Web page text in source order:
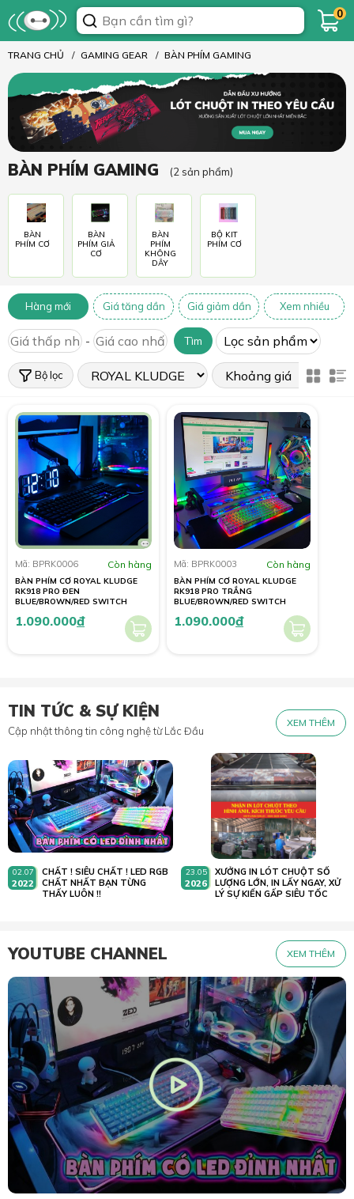
0
TRANG CHỦ GAMING GEAR BÀN PHÍM GAMING
BÀN PHÍM GAMING (2 sản phẩm)
BÀN
PHÍM CƠ
BÀN
PHÍM GIẢ
CƠ
BÀN
PHÍM
KHÔNG
DÂY
BỘ KIT
PHÍM CƠ
Hàng mới Giá tăng dần Giá giảm dần Xem nhiều
- Tìm
Bộ lọc
Mã: BPRK0006 Còn hàng
BÀN PHÍM CƠ ROYAL KLUDGE
RK918 PRO ĐEN
BLUE/BROWN/RED SWITCH
1.090.000đ
Mã: BPRK0003 Còn hàng
BÀN PHÍM CƠ ROYAL KLUDGE
RK918 PRO TRẮNG
BLUE/BROWN/RED SWITCH
1.090.000đ
TIN TỨC & SỰ KIỆN
Cập nhật thông tin công nghệ từ Lắc Đầu
XEM THÊM
02.07
2022
CHẤT ! SIÊU CHẤT ! LED RGB
CHẤT NHẤT BẠN TỪNG
THẤY LUÔN !!
23.05
2026
XƯỞNG IN LÓT CHUỘT SỐ
LƯỢNG LỚN, IN LẤY NGAY, XỬ
LÝ SỰ KIẾN GẤP SIÊU TỐC
YOUTUBE CHANNEL XEM THÊM